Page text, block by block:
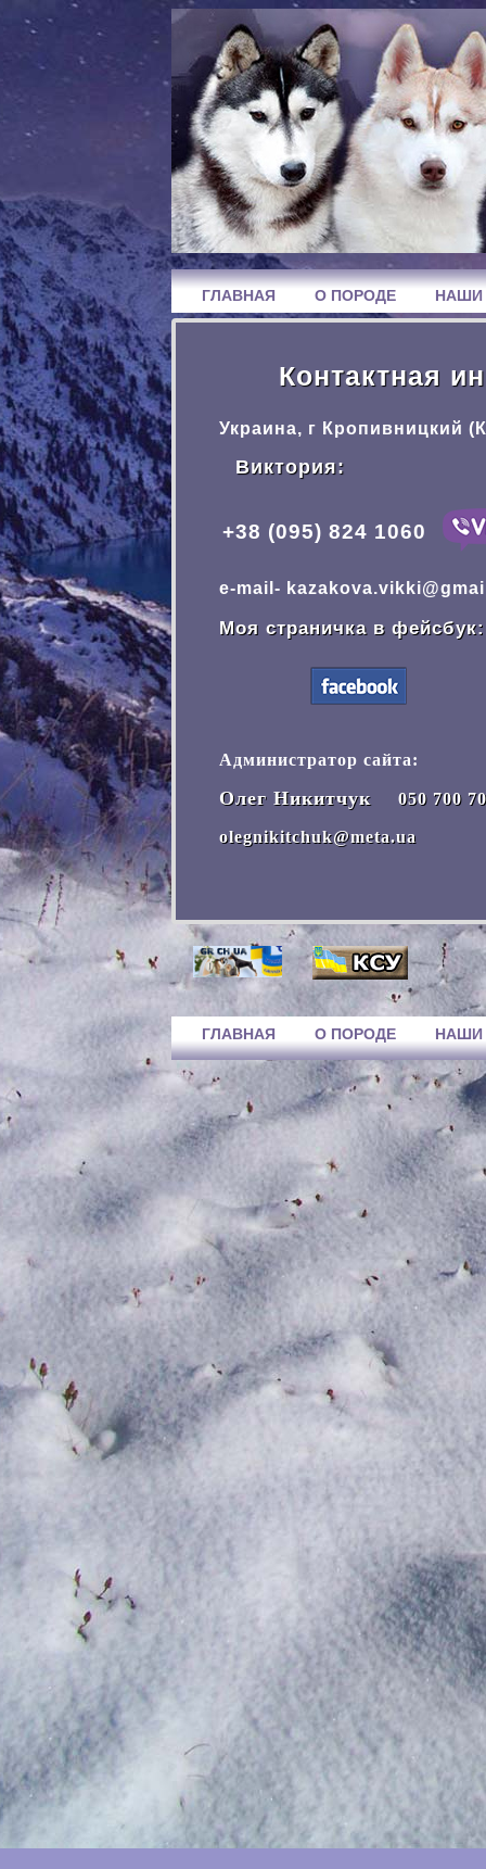
ГЛАВНАЯ О ПОРОДЕ НАШИ
Контактная
Украина, г Кропивницкий
Виктория:
+38 (095) 824 1060
e-mail-
Моя страничка в фейсбук:
Администратор сайта:
Олег Никитчук 050 700
olegnikitchuk@meta.ua
ГЛАВНАЯ О ПОРОДЕ НАШИ